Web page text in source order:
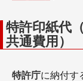
特許印紙代
共通費用）
特許庁に納付す